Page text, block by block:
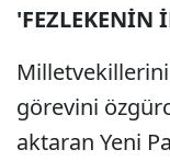
'FEZLEKENİN
görevini
aktaran Yeni